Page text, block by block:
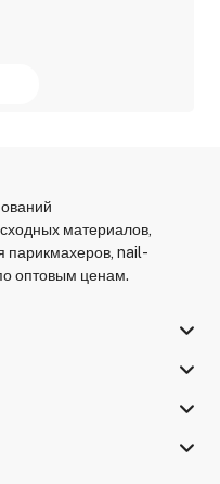
материалов,
парикмахеров, nail-
оптовым ценам.